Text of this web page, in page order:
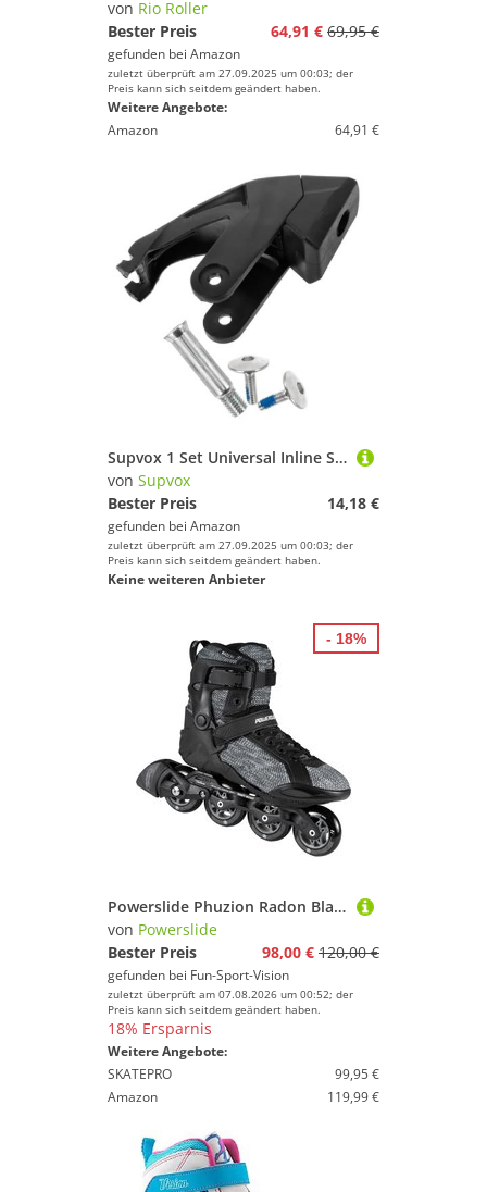
von Rio Roller
Bester Preis
64,91 € 69,95 €
gefunden bei Amazon
zuletzt überprüft am 27.09.2025 um 00:03; der
Preis kann sich seitdem geändert haben.
Weitere Angebote:
Amazon
64,91 €
Supvox 1 Set Universal Inline Skate Bremsen Ersatzteile Roller Skate Stopper Block Pads Praktische Ersatz Bremsklötze Für Rollschuhe Und Inline Skates Inklusive Schrauben
von Supvox
Bester Preis
14,18 €
gefunden bei Amazon
zuletzt überprüft am 27.09.2025 um 00:03; der
Preis kann sich seitdem geändert haben.
Keine weiteren Anbieter
Powerslide Phuzion Radon Black/White
von Powerslide
Bester Preis
98,00 € 120,00 €
gefunden bei Fun-Sport-Vision
zuletzt überprüft am 07.08.2026 um 00:52; der
Preis kann sich seitdem geändert haben.
18% Ersparnis
Weitere Angebote:
SKATEPRO
99,95 €
Amazon
119,99 €
- 18%